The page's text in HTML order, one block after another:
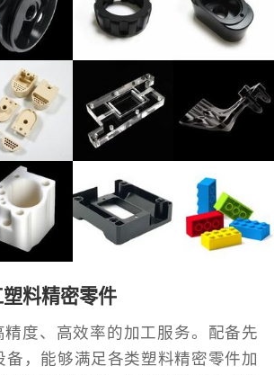
料精密零件
精度、高效率的加工服务。配备先
备，能够满足各类塑料精密零件加